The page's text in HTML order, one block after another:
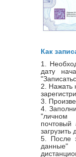
Как
1.
дату
2. Нажать
3.
4.
"личном
5. После